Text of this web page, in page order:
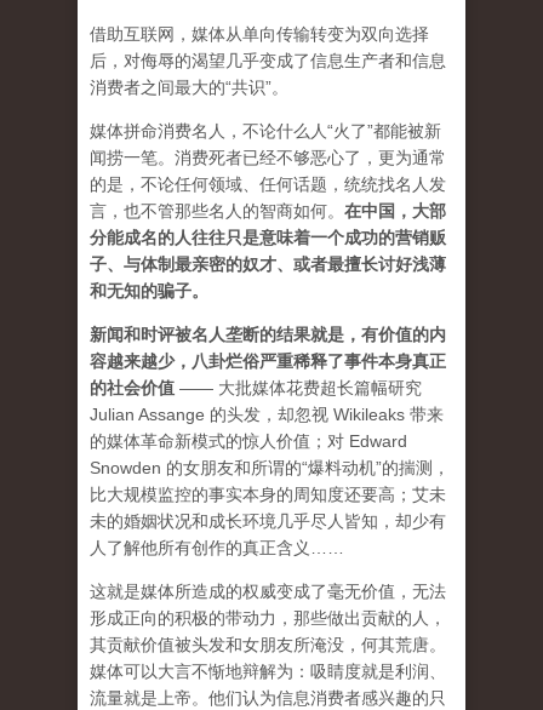
借助互联网，媒体从单向传输转变为双向选择
后，对侮辱的渴望几乎变成了信息生产者和信息
消费者之间最大的“共识”。
媒体拼命消费名人，不论什么人“火了”都能被新
闻捞一笔。消费死者已经不够恶心了，更为通常
的是，不论任何领域、任何话题，统统找名人发
言，也不管那些名人的智商如何。 在中国，大部
分能成名的人往往只是意味着一个成功的营销贩
子、与体制最亲密的奴才、或者最擅长讨好浅薄
和无知的骗子。
新闻和时评被名人垄断的结果就是，有价值的内
容越来越少，八卦烂俗严重稀释了事件本身真正
的社会价值 —— 大批媒体花费超长篇幅研究
Julian Assange 的头发，却忽视 Wikileaks 带来
的媒体革命新模式的惊人价值；对 Edward
Snowden 的女朋友和所谓的“爆料动机”的揣测，
比大规模监控的事实本身的周知度还要高；艾未
未的婚姻状况和成长环境几乎尽人皆知，却少有
人了解他所有创作的真正含义……
这就是媒体所造成的权威变成了毫无价值，无法
形成正向的积极的带动力，那些做出贡献的人，
其贡献价值被头发和女朋友所淹没，何其荒唐。
媒体可以大言不惭地辩解为：吸睛度就是利润、
流量就是上帝。他们认为信息消费者感兴趣的只